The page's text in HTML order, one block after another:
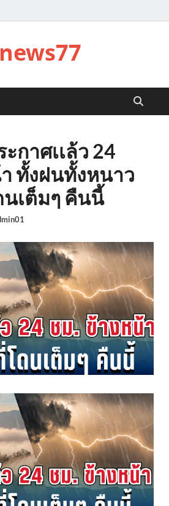
กาศเเล้ว 24
ทั้งฝนทั้งหนาว
เต็มๆ คืนนี้